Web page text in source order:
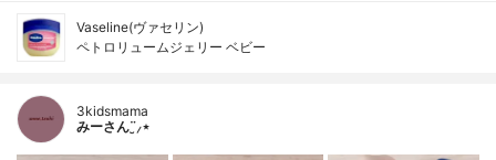
Vaseline(ヴァセリン)
ペトロリュームジェリー ベビー
3kidsmama
みーさん¨̮⸝⋆